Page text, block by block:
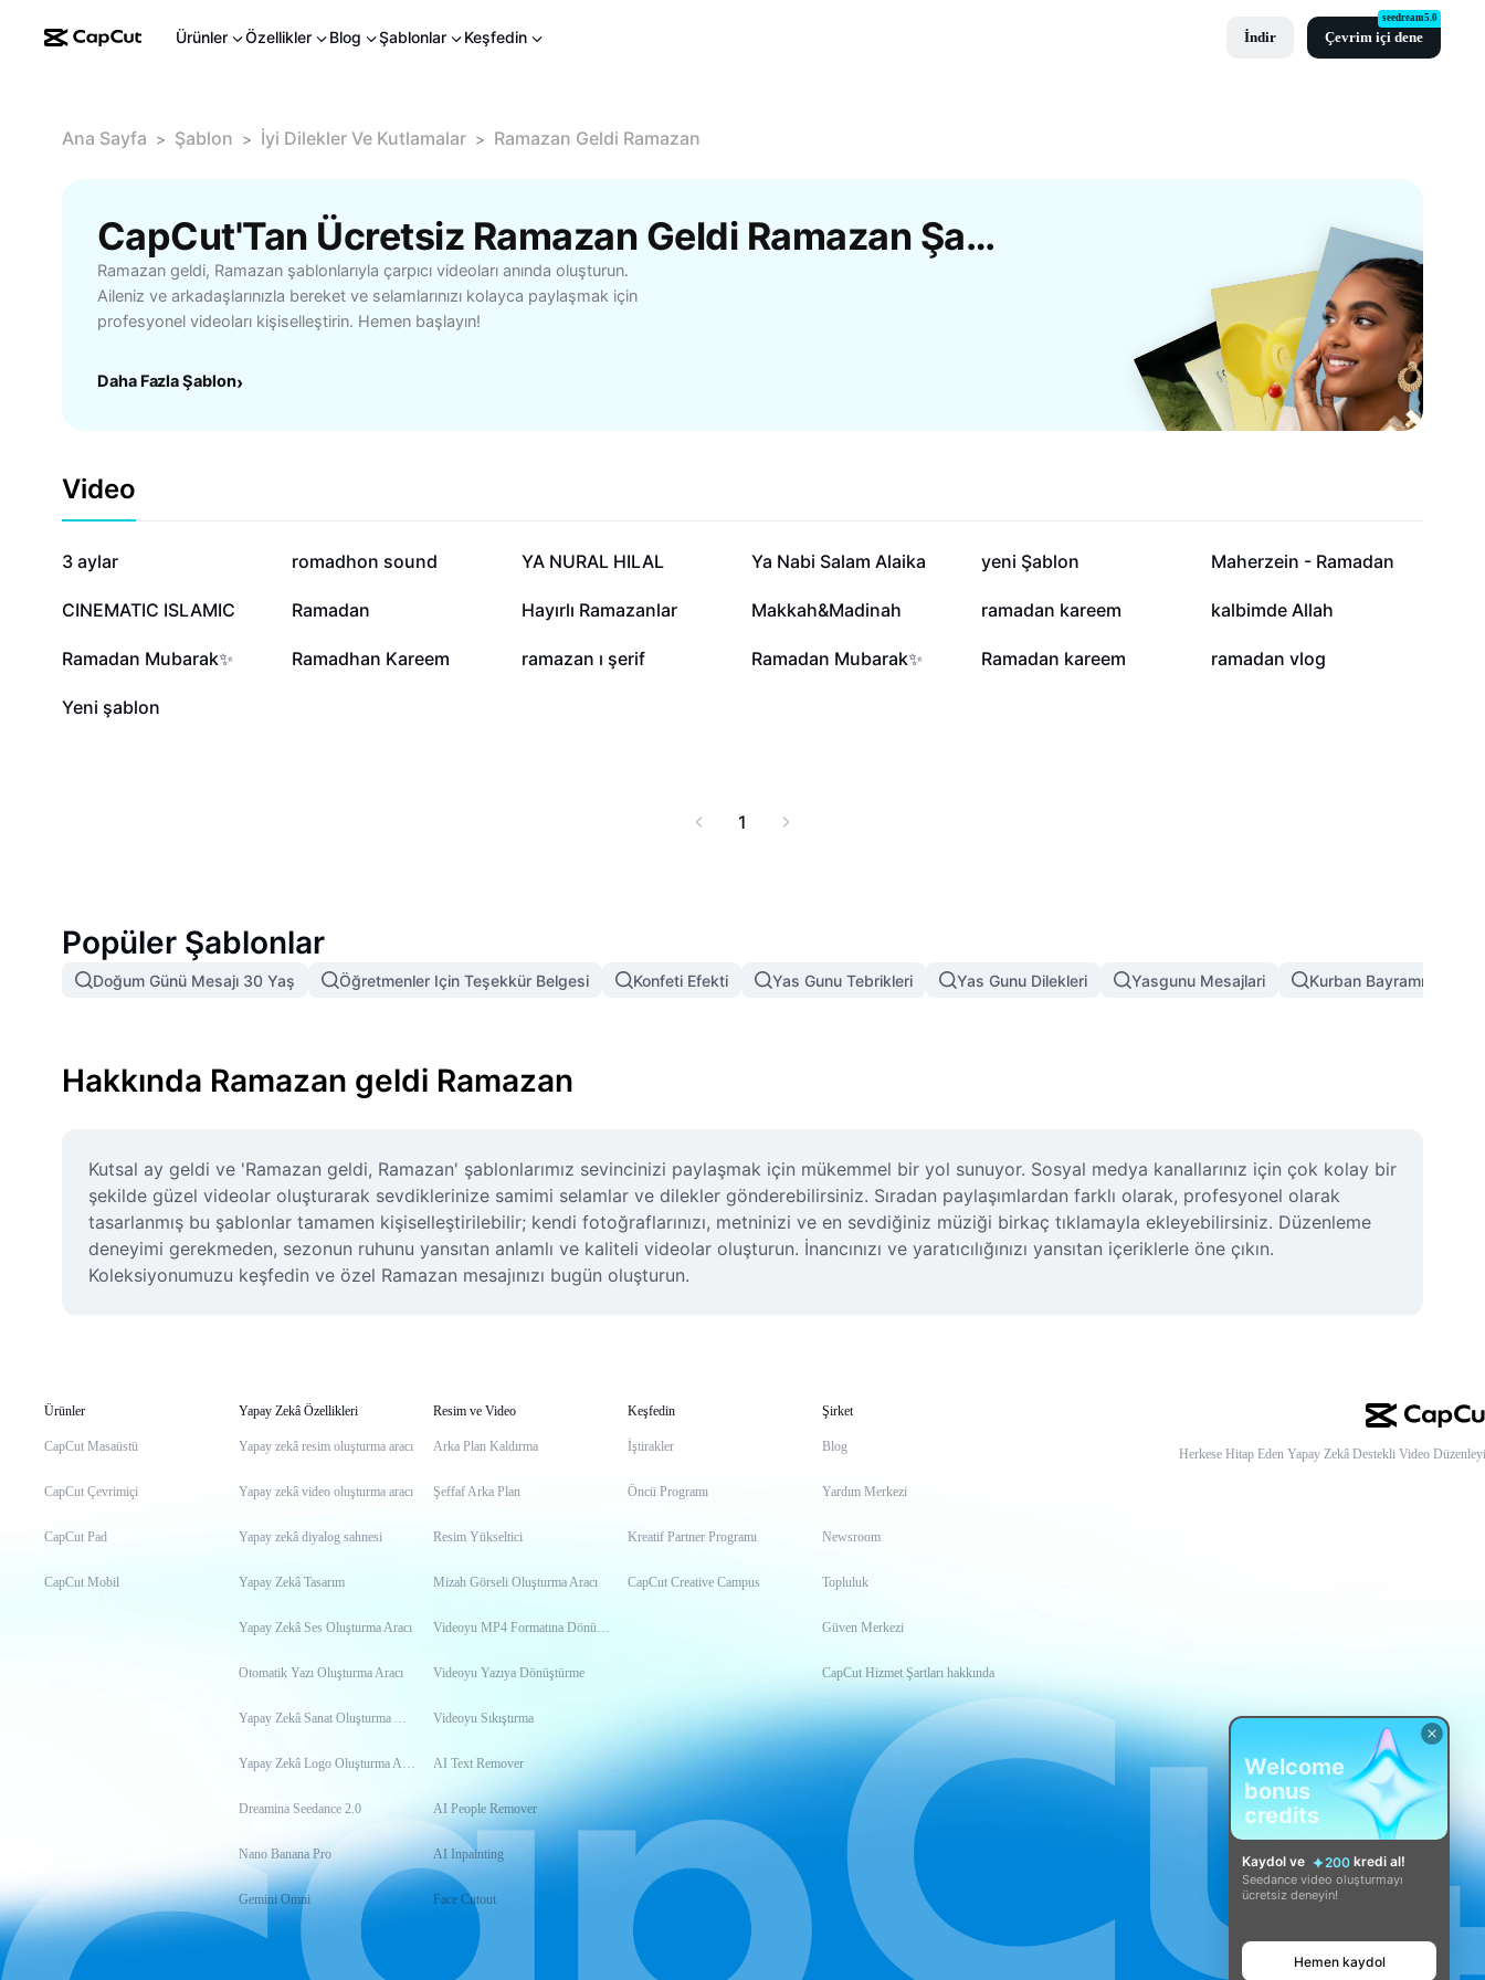
Ürünler Özellikler Blog Şablonlar Keşfedin İndir Çevrim içi dene
seedream5.0
Ana Sayfa > Şablon > İyi Dilekler Ve Kutlamalar > Ramazan Geldi Ramazan
CapCut'Tan Ücretsiz Ramazan Geldi Ramazan Şablonları
Ramazan geldi, Ramazan şablonlarıyla çarpıcı videoları anında oluşturun.
Aileniz ve arkadaşlarınızla bereket ve selamlarınızı kolayca paylaşmak için
profesyonel videoları kişiselleştirin. Hemen başlayın!
Daha Fazla Şablon›
Video
202,9 B
3 aylar 101,6 B
romadhon sound 22,6 B
YA NURAL HILAL 21,3 B
Ya Nabi Salam Alaika 18,3 B
yeni Şablon 16 B
Maherzein - Ramadan
14,9 B
CINEMATIC ISLAMIC 14,1 B
Ramadan 2,1 B
Hayırlı Ramazanlar 1,8 B
Makkah&Madinah 1,1 B
ramadan kareem 976
kalbimde Allah
522
Ramadan Mubarak✨ 317
Ramadhan Kareem 309
ramazan ı şerif 211
Ramadan Mubarak✨ 192
Ramadan kareem 157
ramadan vlog
35
Yeni şablon
1
Popüler Şablonlar
Doğum Günü Mesajı 30 Yaş Öğretmenler Için Teşekkür Belgesi Konfeti Efekti Yas Gunu Tebrikleri Yas Gunu Dilekleri Yasgunu Mesajlari Kurban Bayramı
Hakkında Ramazan geldi Ramazan
Kutsal ay geldi ve 'Ramazan geldi, Ramazan' şablonlarımız sevincinizi paylaşmak için mükemmel bir yol sunuyor. Sosyal medya kanallarınız için çok kolay bir
şekilde güzel videolar oluşturarak sevdiklerinize samimi selamlar ve dilekler gönderebilirsiniz. Sıradan paylaşımlardan farklı olarak, profesyonel olarak
tasarlanmış bu şablonlar tamamen kişiselleştirilebilir; kendi fotoğraflarınızı, metninizi ve en sevdiğiniz müziği birkaç tıklamayla ekleyebilirsiniz. Düzenleme
deneyimi gerekmeden, sezonun ruhunu yansıtan anlamlı ve kaliteli videolar oluşturun. İnancınızı ve yaratıcılığınızı yansıtan içeriklerle öne çıkın.
Koleksiyonumuzu keşfedin ve özel Ramazan mesajınızı bugün oluşturun.
Ürünler
CapCut Masaüstü
CapCut Çevrimiçi
CapCut Pad
CapCut Mobil
Yapay Zekâ Özellikleri
Yapay zekâ resim oluşturma aracı
Yapay zekâ video oluşturma aracı
Yapay zekâ diyalog sahnesi
Yapay Zekâ Tasarım
Yapay Zekâ Ses Oluşturma Aracı
Otomatik Yazı Oluşturma Aracı
Yapay Zekâ Sanat Oluşturma Aracı
Yapay Zekâ Logo Oluşturma Aracı
Dreamina Seedance 2.0
Nano Banana Pro
Gemini Omni
Resim ve Video
Arka Plan Kaldırma
Şeffaf Arka Plan
Resim Yükseltici
Mizah Görseli Oluşturma Aracı
Videoyu MP4 Formatına Dönüştürme
Videoyu Yazıya Dönüştürme
Videoyu Sıkıştırma
AI Text Remover
AI People Remover
AI Inpainting
Face Cutout
Keşfedin
İştirakler
Öncü Programı
Kreatif Partner Programı
CapCut Creative Campus
Şirket
Blog
Yardım Merkezi
Newsroom
Topluluk
Güven Merkezi
CapCut Hizmet Şartları hakkında
Herkese Hitap Eden Yapay Zekâ Destekli Video
Welcome
bonus
credits
Kaydol ve 200 kredi al!
Seedance video oluşturmayı
ücretsiz deneyin!
Hemen kaydol